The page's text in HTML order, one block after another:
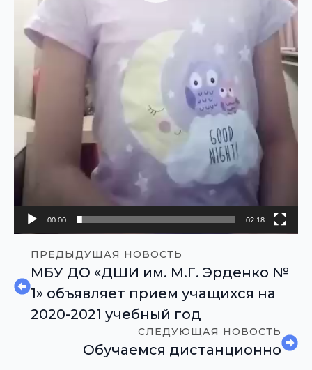
00:00 02:18
ПРЕДЫДУЩАЯ НОВОСТЬ
МБУ ДО «ДШИ им. М.Г. Эрденко №
1» объявляет прием учащихся на
2020-2021 учебный год
СЛЕДУЮЩАЯ НОВОСТЬ
Обучаемся дистанционно